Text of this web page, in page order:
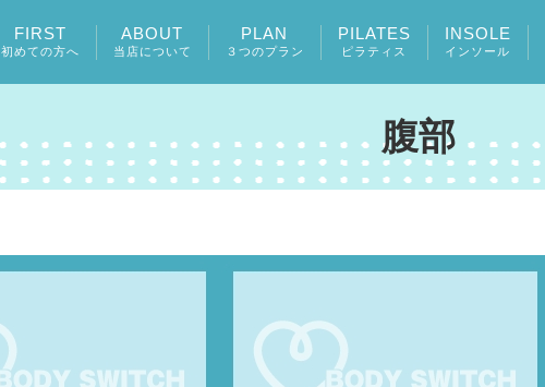
FIRST
初めての方へ
ABOUT
当店について
PLAN
３つのプラン
PILATES
ピラティス
INSOLE
インソール
腹部